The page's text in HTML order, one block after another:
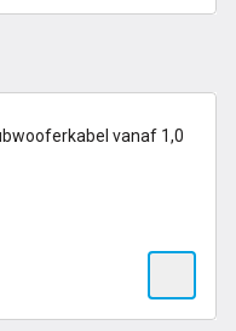
vanaf 1,0